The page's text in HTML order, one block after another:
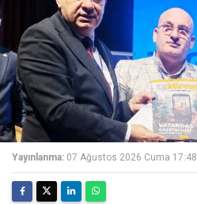
Yayınlanma: 07 Ağustos 2026 Cuma 17:48